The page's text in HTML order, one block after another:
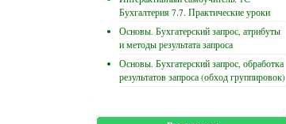
Бухгалтерия 7.7. Практические уроки
Основы. Бухгатерский запрос, атрибуты
и методы результата запроса
Основы. Бухгатерский запрос, обработка
результатов запроса (обход группировок)